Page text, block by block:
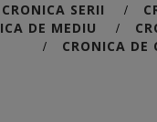
CRONICA SERII /
DE MEDIU /
/ CRONICA DE